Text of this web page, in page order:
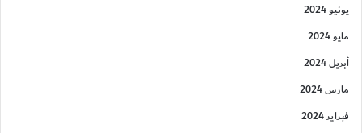
يونيو 2024
مايو 2024
أبريل 2024
مارس 2024
فبراير 2024